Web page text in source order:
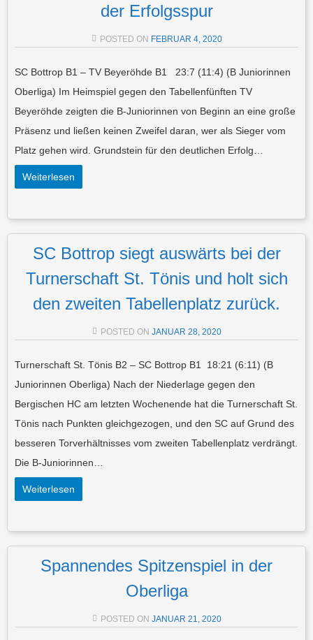
der Erfolgsspur
POSTED ON FEBRUAR 4, 2020
SC Bottrop B1 – TV Beyeröhde B1 23:7 (11:4) (B Juniorinnen
Oberliga) Im Heimspiel gegen den Tabellenfünften TV
Beyeröhde zeigten die B-Juniorinnen von Beginn an eine große
Präsenz und ließen keinen Zweifel daran, wer als Sieger vom
Platz gehen wird. Grundstein für den deutlichen Erfolg…
Weiterlesen
SC Bottrop siegt auswärts bei der
Turnerschaft St. Tönis und holt sich
den zweiten Tabellenplatz zurück.
POSTED ON JANUAR 28, 2020
Turnerschaft St. Tönis B2 – SC Bottrop B1 18:21 (6:11) (B
Juniorinnen Oberliga) Nach der Niederlage gegen den
Bergischen HC am letzten Wochenende hat die Turnerschaft St.
Tönis nach Punkten gleichgezogen, und den SC auf Grund des
besseren Torverhältnisses vom zweiten Tabellenplatz verdrängt.
Die B-Juniorinnen…
Weiterlesen
Spannendes Spitzenspiel in der
Oberliga
POSTED ON JANUAR 21, 2020